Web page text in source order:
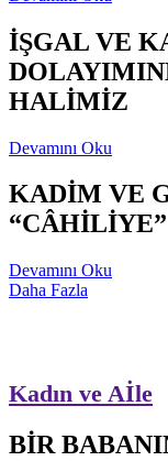
İŞGAL VE
HALİMİZ
Devamını Oku
KADİM VE
“CÂHİLİYE”
Devamını Oku
Daha Fazla
Kadın ve Aİle
BİR